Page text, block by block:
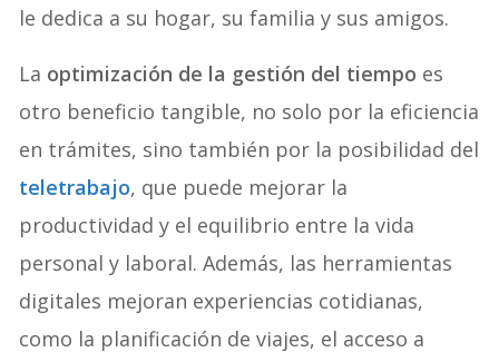
le dedica a su hogar, su familia y sus amigos.
La optimización de la gestión del tiempo es
otro beneficio tangible, no solo por la eficiencia
en trámites, sino también por la posibilidad del
teletrabajo, que puede mejorar la
productividad y el equilibrio entre la vida
personal y laboral. Además, las herramientas
digitales mejoran experiencias cotidianas,
como la planificación de viajes, el acceso a